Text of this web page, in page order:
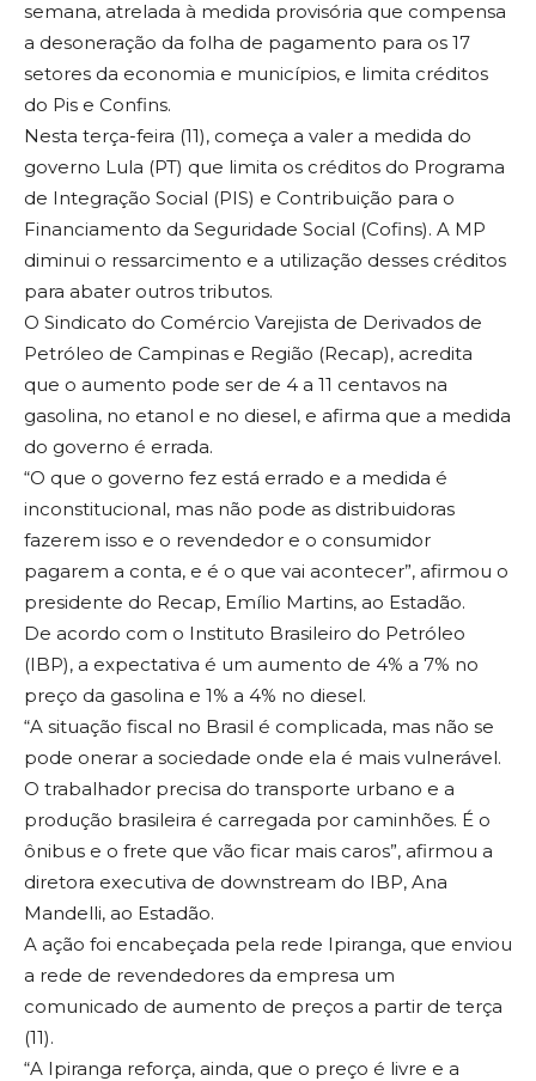
semana, atrelada à medida provisória que compensa
a desoneração da folha de pagamento para os 17
setores da economia e municípios, e limita créditos
do Pis e Confins.
Nesta terça-feira (11), começa a valer a medida do
governo Lula (PT) que limita os créditos do Programa
de Integração Social (PIS) e Contribuição para o
Financiamento da Seguridade Social (Cofins). A MP
diminui o ressarcimento e a utilização desses créditos
para abater outros tributos.
O Sindicato do Comércio Varejista de Derivados de
Petróleo de Campinas e Região (Recap), acredita
que o aumento pode ser de 4 a 11 centavos na
gasolina, no etanol e no diesel, e afirma que a medida
do governo é errada.
“O que o governo fez está errado e a medida é
inconstitucional, mas não pode as distribuidoras
fazerem isso e o revendedor e o consumidor
pagarem a conta, e é o que vai acontecer”, afirmou o
presidente do Recap, Emílio Martins, ao Estadão.
De acordo com o Instituto Brasileiro do Petróleo
(IBP), a expectativa é um aumento de 4% a 7% no
preço da gasolina e 1% a 4% no diesel.
“A situação fiscal no Brasil é complicada, mas não se
pode onerar a sociedade onde ela é mais vulnerável.
O trabalhador precisa do transporte urbano e a
produção brasileira é carregada por caminhões. É o
ônibus e o frete que vão ficar mais caros”, afirmou a
diretora executiva de downstream do IBP, Ana
Mandelli, ao Estadão.
A ação foi encabeçada pela rede Ipiranga, que enviou
a rede de revendedores da empresa um
comunicado de aumento de preços a partir de terça
(11).
“A Ipiranga reforça, ainda, que o preço é livre e a